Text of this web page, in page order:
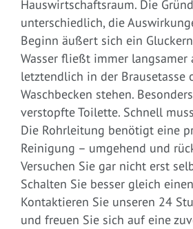
Hauswirtschaftsraum. Die
unterschiedlich, die
Beginn äußert sich ein
Wasser fließt immer
letztendlich in der Brausetasse
Waschbecken stehen.
verstopfte Toilette. Schnell
Die Rohrleitung benötigt eine
Reinigung – umgehend und
Versuchen Sie gar nicht erst
Schalten Sie besser gleich
Kontaktieren Sie unseren 24
und freuen Sie sich auf eine